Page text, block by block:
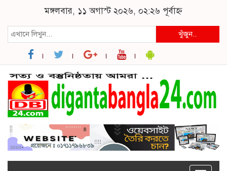
মঙ্গলবার, ১১ অগাস্ট ২০২৬, ০২:২৬ পূর্বাহ্ন
খুঁজুন..